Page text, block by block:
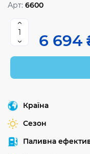
Арт: 6600
6 694
Країна
Сезон
Паливна